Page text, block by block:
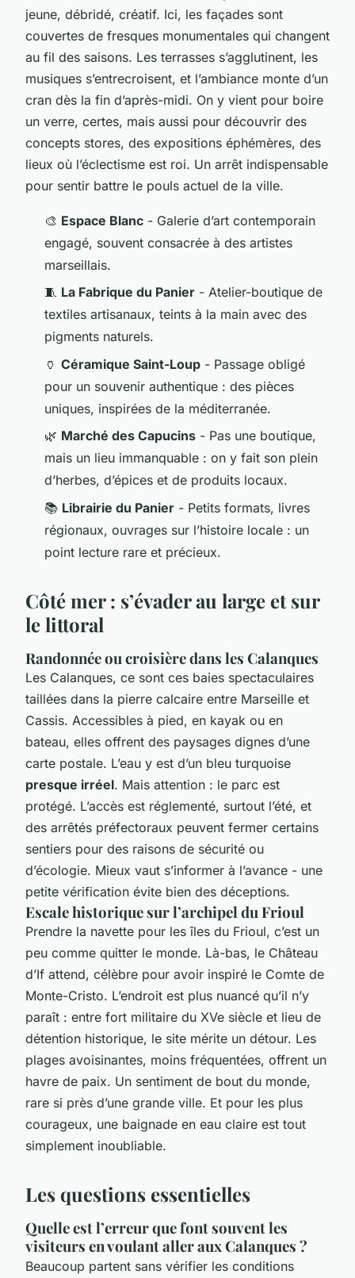
jeune, débridé, créatif. Ici, les façades sont
couvertes de fresques monumentales qui changent
au fil des saisons. Les terrasses s’agglutinent, les
musiques s’entrecroisent, et l’ambiance monte d’un
cran dès la fin d’après-midi. On y vient pour boire
un verre, certes, mais aussi pour découvrir des
concepts stores, des expositions éphémères, des
lieux où l’éclectisme est roi. Un arrêt indispensable
pour sentir battre le pouls actuel de la ville.
🎨 Espace Blanc - Galerie d’art contemporain
engagé, souvent consacrée à des artistes
marseillais.
🧵 La Fabrique du Panier - Atelier-boutique de
textiles artisanaux, teints à la main avec des
pigments naturels.
🏺 Céramique Saint-Loup - Passage obligé
pour un souvenir authentique : des pièces
uniques, inspirées de la méditerranée.
🌿 Marché des Capucins - Pas une boutique,
mais un lieu immanquable : on y fait son plein
d’herbes, d’épices et de produits locaux.
📚 Librairie du Panier - Petits formats, livres
régionaux, ouvrages sur l’histoire locale : un
point lecture rare et précieux.
Côté mer : s’évader au large et sur
le littoral
Randonnée ou croisière dans les Calanques
Les Calanques, ce sont ces baies spectaculaires
taillées dans la pierre calcaire entre Marseille et
Cassis. Accessibles à pied, en kayak ou en
bateau, elles offrent des paysages dignes d’une
carte postale. L’eau y est d’un bleu turquoise
presque irréel. Mais attention : le parc est
protégé. L’accès est réglementé, surtout l’été, et
des arrêtés préfectoraux peuvent fermer certains
sentiers pour des raisons de sécurité ou
d’écologie. Mieux vaut s’informer à l’avance - une
petite vérification évite bien des déceptions.
Escale historique sur l’archipel du Frioul
Prendre la navette pour les îles du Frioul, c’est un
peu comme quitter le monde. Là-bas, le Château
d’If attend, célèbre pour avoir inspiré le Comte de
Monte-Cristo. L’endroit est plus nuancé qu’il n’y
paraît : entre fort militaire du XVe siècle et lieu de
détention historique, le site mérite un détour. Les
plages avoisinantes, moins fréquentées, offrent un
havre de paix. Un sentiment de bout du monde,
rare si près d’une grande ville. Et pour les plus
courageux, une baignade en eau claire est tout
simplement inoubliable.
Les questions essentielles
Quelle est l’erreur que font souvent les
visiteurs en voulant aller aux Calanques ?
Beaucoup partent sans vérifier les conditions